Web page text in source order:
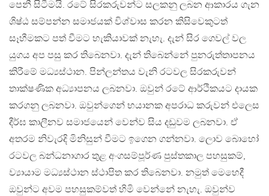
පෙනී සිටීමයි. රටේ සිරකරුවන්ට සලකනු ලබන ආකාරය ගැන
ශිෂ්ඨ සම්පන්න සමාජයක් විශ්වාස කරන කිසිවෙකුටත්
සෑහීමකට පත් වීමට හැකියාවක් නැහැ. දැන් සිර ගෙවල් වල
යුගය අප පසු කර තිබෙනවා. දැන් තිබෙන්නේ පුනරුත්තාපනය
කිරීමේ මධ්‍යස්ථාන. පින්ලන්තය වැනි රටවල සිරකරුවන්
තාක්ෂණික අධ්‍යාපනය ලබනවා. ඔවුන් රටේ ආර්ථිකයට දායක
කරගනු ලබනවා. ඔවුන්ගෙන් භයානක අපරාධ කරුවන් එලෙස
දීර්ඝ කාලීනව සමාජයෙන් වෙන්ව සිය දඩුවම ලබනවා. ඒ
අතරම නිවැරදි මිනිසුන් වීමට ඉගෙන ගන්නවා. ලොව බොහෝ
රටවල බන්ධනාගාර තුළ අංගසම්පූර්ණ පුස්තකාල පහසුකම්,
ව්‍යායාම මධ්‍යස්ථාන ස්ථාපිත කර තිබෙනවා. නමුත් මෙහෙදී
ඔවුන්ට අවම පහසුකම්වත් හිමි වෙන්නේ නැහැ. ඔවුන්ව